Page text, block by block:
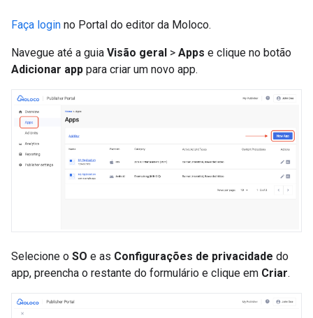
Faça login no Portal do editor da Moloco.
Navegue até a guia Visão geral > Apps e clique no botão
Adicionar app para criar um novo app.
Selecione o SO e as Configurações de privacidade do
app, preencha o restante do formulário e clique em Criar.